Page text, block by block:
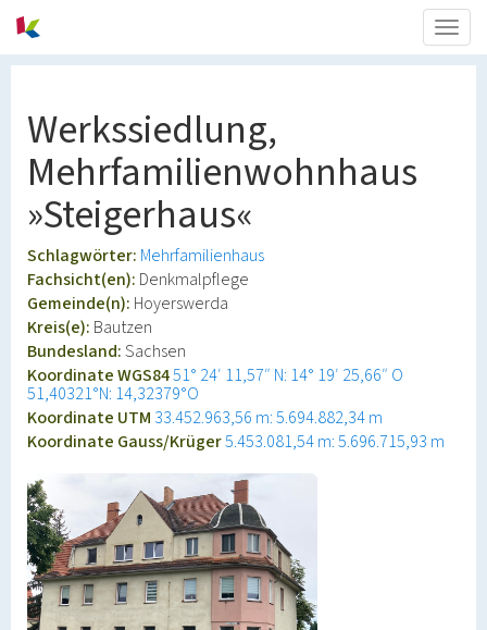
Werkssiedlung,
Mehrfamilienwohnhaus
»Steigerhaus«
Schlagwörter: Mehrfamilienhaus
Fachsicht(en): Denkmalpflege
Gemeinde(n): Hoyerswerda
Kreis(e): Bautzen
Bundesland:Sachsen
Koordinate WGS8451° 24′ 11,57″ N: 14° 19′ 25,66″ O
51,40321°N: 14,32379°O
Koordinate UTM 33.452.963,56 m: 5.694.882,34 m
Koordinate Gauss/Krüger5.453.081,54 m: 5.696.715,93 m